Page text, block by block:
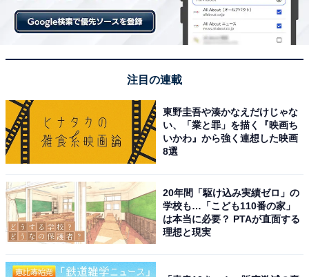
「まいぜんシスターズ」のチャンネル登録者数はは2021
年12月現在222万人を突破、総視聴回数は44億981万回
注目の連載
東野圭吾や湊かなえだけじゃな
い、「業と罪」を描く『映画ち
いかわ』から強く連想した映画
8選
20年間「駆け込み実績ゼロ」の
学校も…「こども110番の家」
は本当に必要？ PTAが直面する
理想と現実